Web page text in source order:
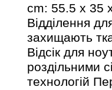
cm: 55.5 x 35
Відділення
захищають
Відсік для
роздільними
технологій